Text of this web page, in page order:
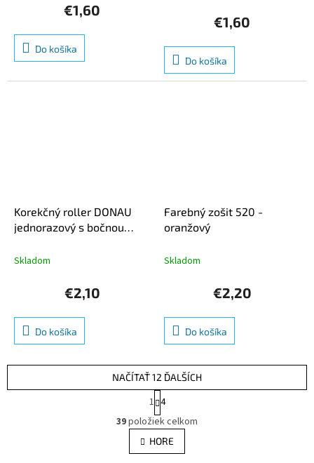
5,0
5
€1,60
Do košíka
€1,60
Do košíka
Korekčný roller DONAU
jednorazový s bočnou
Skladom
€2,10
Do košíka
Farebný zošit 520 -
oranžový
Skladom
€2,20
Do košíka
O
v
l
á
NAČÍTAŤ 12 ĎALŠÍCH
S
t
r
á
n
k
1 4
39položiek celkom
HORE